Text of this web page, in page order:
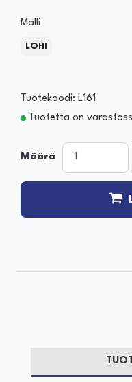
Malli
LOHI
Tuotekoodi: L161
Tuotetta on
Määrä